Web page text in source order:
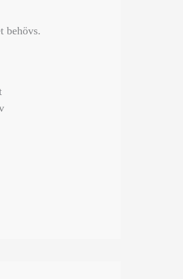
behövs.